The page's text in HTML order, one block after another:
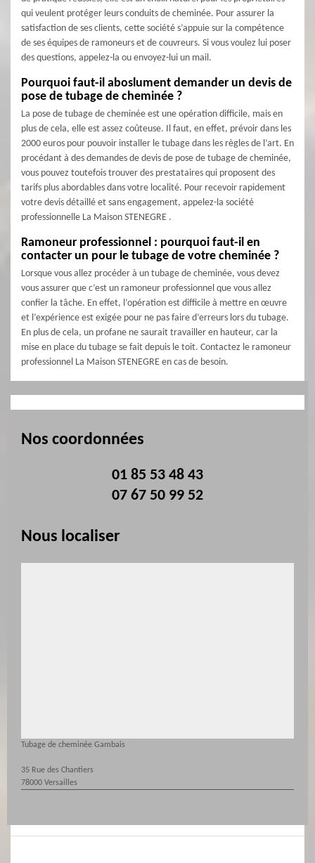
qui veulent protéger leurs conduits de cheminée. Pour assurer la
satisfaction de ses clients, cette société s’appuie sur la compétence
de ses équipes de ramoneurs et de couvreurs. Si vous voulez lui poser
des questions, appelez-la ou envoyez-lui un mail.
Pourquoi faut-il aboslument demander un devis de
pose de tubage de cheminée ?
La pose de tubage de cheminée est une opération difficile, mais en
plus de cela, elle est assez coûteuse. Il faut, en effet, prévoir dans les
2000 euros pour pouvoir installer le tubage dans les règles de l’art. En
procédant à des demandes de devis de pose de tubage de cheminée,
vous pouvez toutefois trouver des prestataires qui proposent des
tarifs plus abordables dans votre localité. Pour recevoir rapidement
votre devis détaillé et sans engagement, appelez-la société
professionnelle La Maison STENEGRE .
Ramoneur professionnel : pourquoi faut-il en
contacter un pour le tubage de votre cheminée ?
Lorsque vous allez procéder à un tubage de cheminée, vous devez
vous assurer que c’est un ramoneur professionnel que vous allez
confier la tâche. En effet, l’opération est difficile à mettre en œuvre
et l’expérience est exigée pour ne pas faire d’erreurs lors du tubage.
En plus de cela, un profane ne saurait travailler en hauteur, car la
mise en place du tubage se fait depuis le toit. Contactez le ramoneur
professionnel La Maison STENEGRE en cas de besoin.
Nos coordonnées
01 85 53 48 43
07 67 50 99 52
Nous localiser
Tubage de cheminée Gambais
35 Rue des Chantiers
78000 Versailles